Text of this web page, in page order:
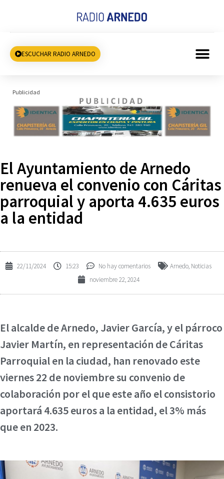
ESCUCHAR RADIO ARNEDO
Publicidad
El Ayuntamiento de Arnedo
renueva el convenio con Cáritas
parroquial y aporta 4.635 euros
a la entidad
22/11/2024 15:23 No hay comentarios Arnedo, Noticias
noviembre 22, 2024
El alcalde de Arnedo, Javier García, y el párroco
Javier Martín, en representación de Cáritas
Parroquial en la ciudad, han renovado este
viernes 22 de noviembre su convenio de
colaboración por el que este año el consistorio
aportará 4.635 euros a la entidad, el 3% más
que en 2023.